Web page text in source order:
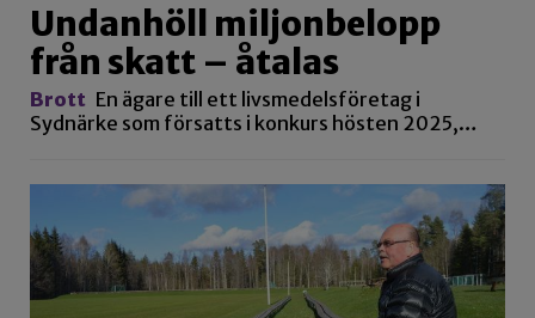
Undanhöll miljonbelopp
från skatt – åtalas
Brott En ägare till ett livsmedelsföretag i
Sydnärke som försatts i konkurs hösten 2025,…